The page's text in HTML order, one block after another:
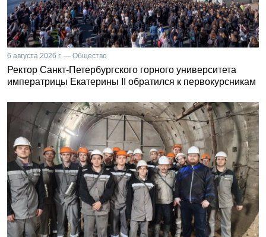
6 августа 2026 г. — Общество
Ректор Санкт-Петербургского горного университета
императрицы Екатерины II обратился к первокурсникам